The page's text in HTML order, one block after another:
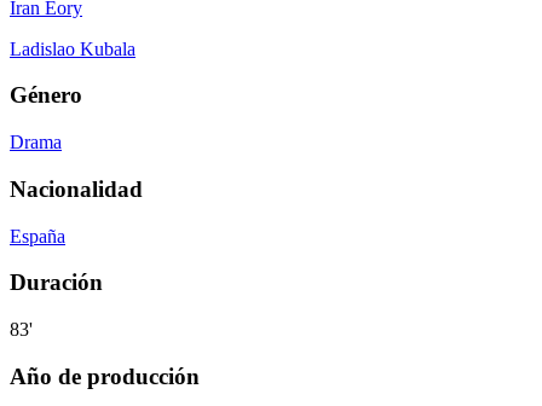
Iran Eory
Ladislao Kubala
Género
Drama
Nacionalidad
España
Duración
83'
Año de producción